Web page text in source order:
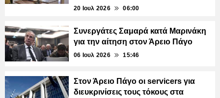
20 Ιουλ 2026 06:00
Συνεργάτες Σαμαρά κατά Μαρινάκη
για την αίτηση στον Άρειο Πάγο
06 Ιουλ 2026 15:46
Στον Άρειο Πάγο οι servicers για
διευκρινίσεις τους τόκους στα